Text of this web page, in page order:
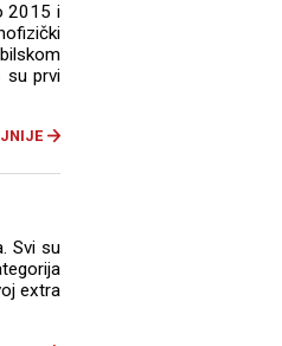
2015 i
su prvi
Svi su
extra